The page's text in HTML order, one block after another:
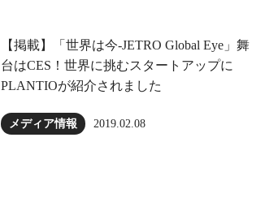
【掲載】「世界は今-JETRO Global Eye」舞
台はCES！世界に挑むスタートアップに
PLANTIOが紹介されました
メディア情報 2019.02.08